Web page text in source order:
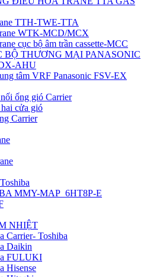
TTH-TWE-TTA
WTK-MCD/MCX
cục bộ âm trần cassette-MCC
BỘ THƯƠNG MẠI PANASONIC
AHU
tâm VRF Panasonic FSV-EX
ống gió Carrier
hai cửa gió
Carrier
MMY-MAP_6HT8P-E
NHIỆT
Carrier- Toshiba
Daikin
FULUKI
Hisense